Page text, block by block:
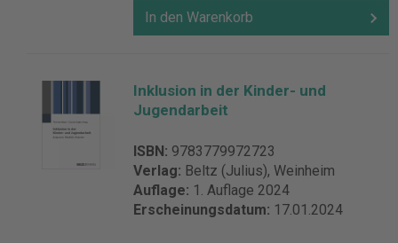
In den Warenkorb
Inklusion in der Kinder- und
Jugendarbeit
ISBN: 9783779972723
Verlag: Beltz (Julius), Weinheim
Auflage: 1. Auflage 2024
Erscheinungsdatum: 17.01.2024